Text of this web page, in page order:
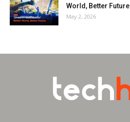
World, Better Future
May 2, 2026